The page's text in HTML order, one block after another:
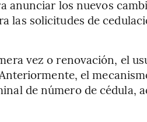
anunciar los nuevos
las solicitudes de
vez o renovación, el
el
de número de cédula,